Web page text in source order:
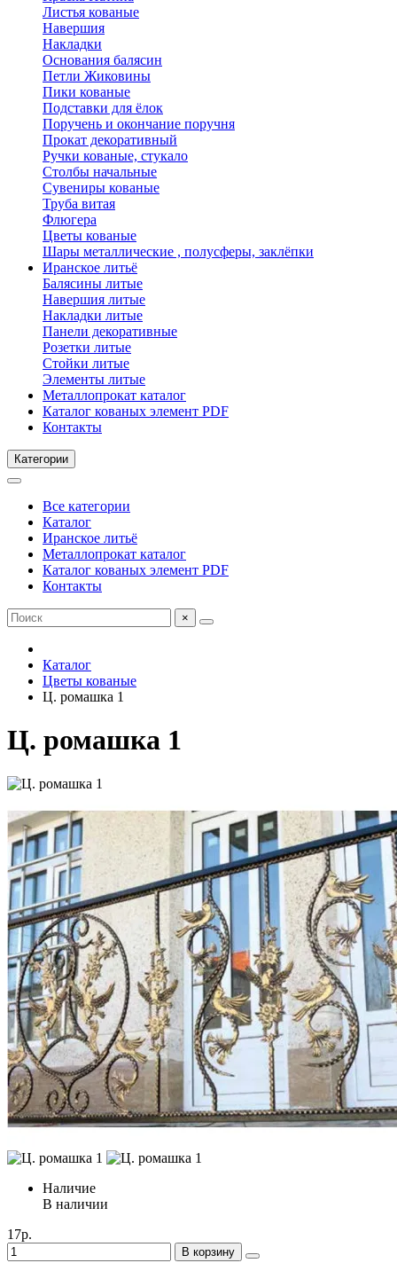
Листья кованые
Навершия
Накладки
Основания балясин
Петли Жиковины
Пики кованые
Подставки для ёлок
Поручень и окончание поручня
Прокат декоративный
Ручки кованые, стукало
Столбы начальные
Сувениры кованые
Труба витая
Флюгера
Цветы кованые
Шары металлические , полусферы, заклёпки
Иранское литьё
Балясины литые
Навершия литые
Накладки литые
Панели декоративные
Розетки литые
Стойки литые
Элементы литые
Металлопрокат каталог
Каталог кованых элемент PDF
Контакты
Категории
Все категории
Каталог
Иранское литьё
Металлопрокат каталог
Каталог кованых элемент PDF
Контакты
×
Каталог
Цветы кованые
Ц. ромашка 1
Ц. ромашка 1
Наличие
В наличии
17р.
В корзину